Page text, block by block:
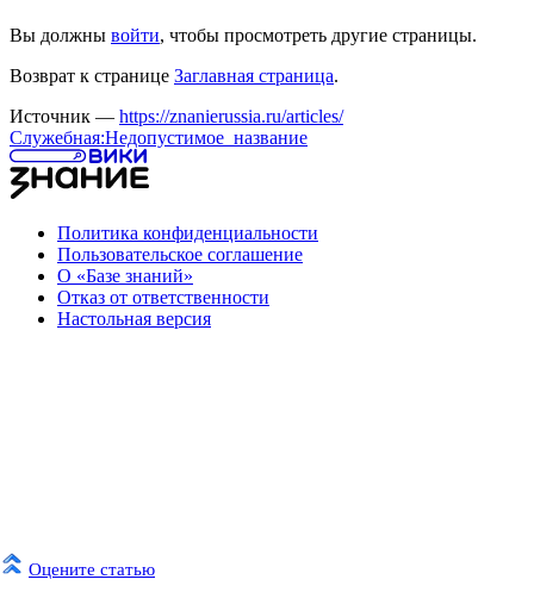
Оцените статью
Вы должны войти, чтобы просмотреть другие страницы.
Возврат к странице Заглавная страница.
Источник — https://znanierussia.ru/articles/
Служебная:Недопустимое_название
Политика конфиденциальности
Пользовательское соглашение
О «Базе знаний»
Отказ от ответственности
Настольная версия